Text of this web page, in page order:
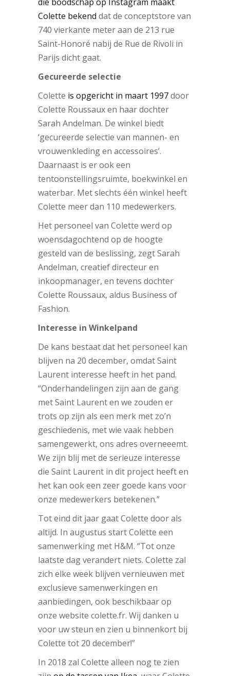
Colette bekend dat de conceptstore van
740 vierkante meter aan de 213 rue
Saint-Honoré nabij de Rue de Rivoli in
Parijs dicht gaat.
Gecureerde selectie
Colette is opgericht in maart 1997door
Colette Roussaux en haar dochter
Sarah Andelman. De winkel biedt
‘gecureerde selectie van mannen- en
vrouwenkleding en accessoires’.
Daarnaast is er ook een
tentoonstellingsruimte, boekwinkel en
waterbar. Met slechts één winkel heeft
Colette meer dan 110 medewerkers.
Het personeel van Colette werd op
woensdagochtend op de hoogte
gesteld van de beslissing, zegt Sarah
Andelman, creatief directeur en
inkoopmanager, en tevens dochter
Colette Roussaux, aldus Business of
Fashion.
Interesse in Winkelpand
De kans bestaat dat het personeel kan
blijven na 20 december, omdat Saint
Laurent interesse heeft in het pand.
“Onderhandelingen zijn aan de gang
met Saint Laurent en we zouden er
trots op zijn als een merk met zo’n
geschiedenis, met wie vaak hebben
samengewerkt, ons adres overneeemt.
We zijn blij met de serieuze interesse
die Saint Laurent in dit project heeft en
het kan ook een zeer goede kans voor
onze medewerkers betekenen.”
Tot eind dit jaar gaat Colette door als
altijd. In augustus start Colette een
samenwerking met H&M. “Tot onze
laatste dag verandert niets. Colette zal
zich elke week blijven vernieuwen met
exclusieve samenwerkingen en
aanbiedingen, ook beschikbaar op
onze website colette.fr. Wij danken u
voor uw steun en zien u binnenkort bij
Colette tot 20 december!”
In 2018 zal Colette alleen nog te zien